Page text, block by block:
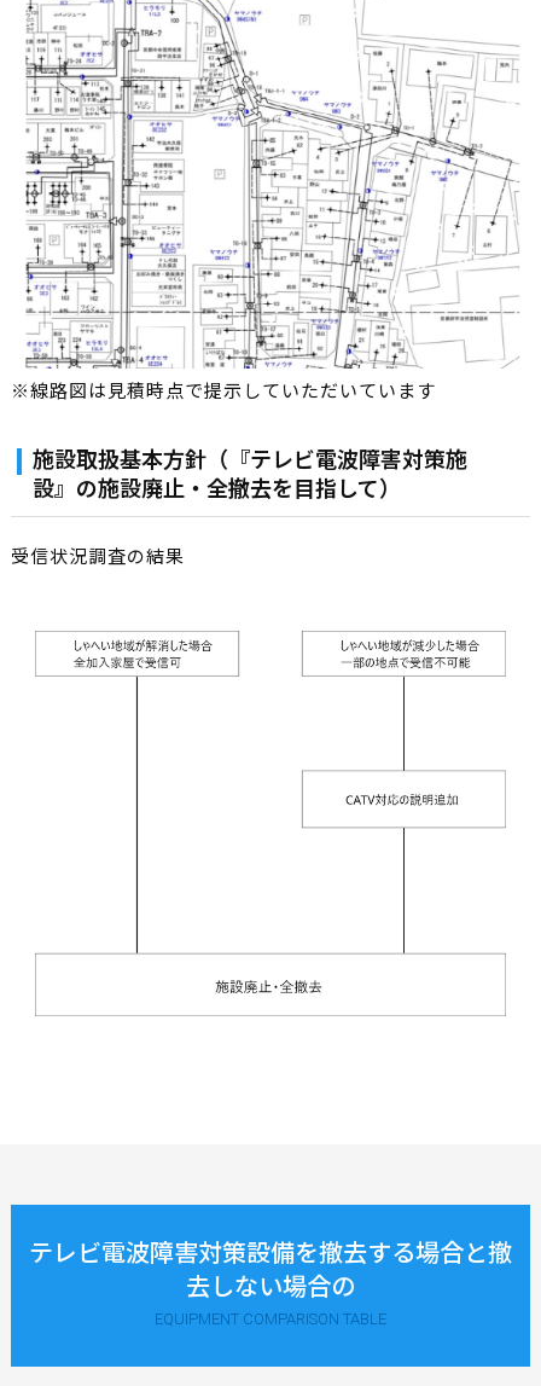
※線路図は見積時点で提示していただいています
施設取扱基本方針（『テレビ電波障害対策施
設』の施設廃止・全撤去を目指して）
受信状況調査の結果
テレビ電波障害対策設備を撤去する場合と撤
去しない場合の
EQUIPMENT COMPARISON TABLE